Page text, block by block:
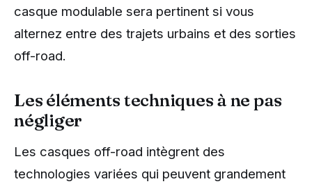
casque modulable sera pertinent si vous
alternez entre des trajets urbains et des sorties
off-road.
Les éléments techniques à ne pas
négliger
Les casques off-road intègrent des
technologies variées qui peuvent grandement